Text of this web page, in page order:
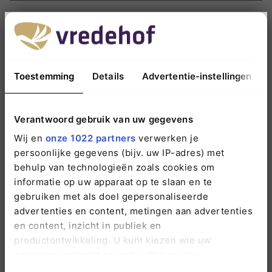
Toestemming Details Advertentie-instellingen
Verantwoord gebruik van uw gegevens
Wij en onze 1022 partners verwerken je
persoonlijke gegevens (bijv. uw IP-adres) met
behulp van technologieën zoals cookies om
informatie op uw apparaat op te slaan en te
gebruiken met als doel gepersonaliseerde
advertenties en content, metingen aan advertenties
en content, inzicht in publiek en
productontwikkeling. U kunt kiezen wie uw
Vraag / opmerking
Wij gebruiken deze gegevens enkel om contact met u op te nemen.
kunt u nalezen in onze Privacy-verklaring